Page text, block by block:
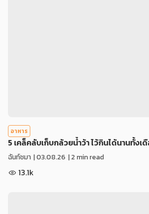
อาหาร
5 เคล็คลับเก็บกล้วยน้ำว้า ไว้กินได้นานทั้งเ
ฉันท์ชมา |03.08.26 | 2 min read
13.1k